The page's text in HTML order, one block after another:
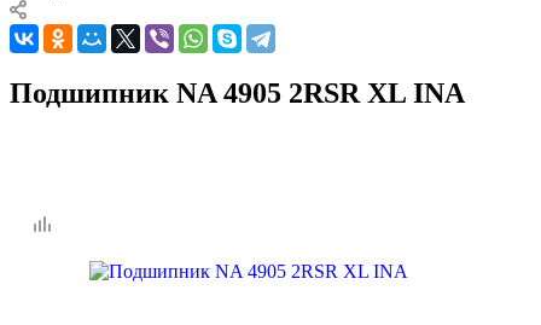
Подшипник NA 4905 2RSR XL INA